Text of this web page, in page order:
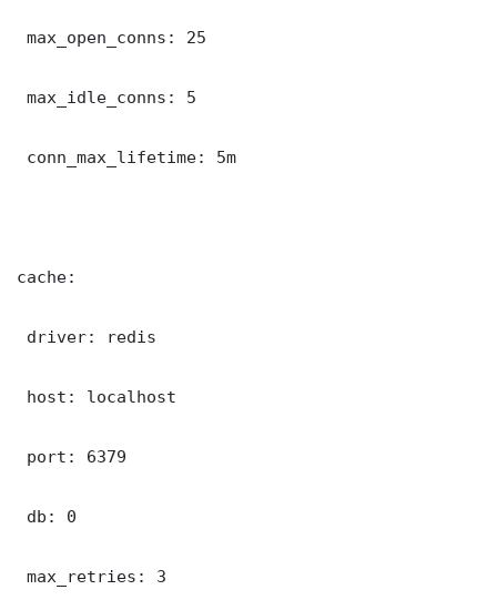
max_open_conns: 25
max_idle_conns: 5
conn_max_lifetime: 5m
cache:
driver: redis
host: localhost
port: 6379
db: 0
max_retries: 3